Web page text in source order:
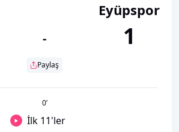
-
Paylaş
Eyüpspor
1
0’
İlk 11'ler